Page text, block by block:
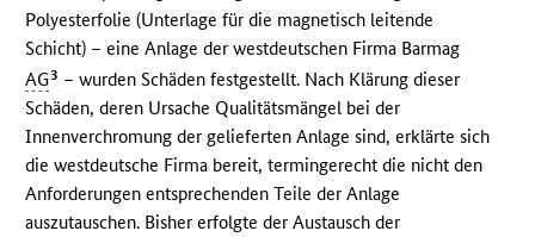
Polyesterfolie (Unterlage für die magnetisch leitende
Schicht) – eine Anlage der westdeutschen Firma Barmag
AG3 – wurden Schäden festgestellt. Nach Klärung dieser
Schäden, deren Ursache Qualitätsmängel bei der
Innenverchromung der gelieferten Anlage sind, erklärte sich
die westdeutsche Firma bereit, termingerecht die nicht den
Anforderungen entsprechenden Teile der Anlage
auszutauschen. Bisher erfolgte der Austausch der